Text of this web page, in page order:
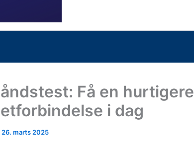
Få en hurtigere
i dag
26. marts 2025